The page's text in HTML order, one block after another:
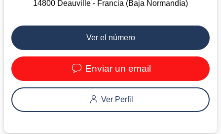
14800 Deauville - Francia (Baja Normandía)
Ver el número
Enviar un email
Ver Perfil